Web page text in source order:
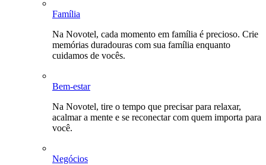
Família
Na Novotel, cada momento em família é precioso. Crie
memórias duradouras com sua família enquanto
cuidamos de vocês.
Bem-estar
Na Novotel, tire o tempo que precisar para relaxar,
acalmar a mente e se reconectar com quem importa para
você.
Negócios